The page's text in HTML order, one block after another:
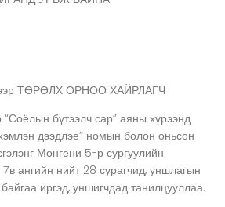
ТӨРӨЛХ ОРНОО ХАЙРЛАГЧ
“Соёлын бүтээлч сар” аяны хүрээнд
дээдлэе” номын болон оньсон
Монгени 5-р сургуулийн
ангийн нийт 28 сурагчид, уншлагын
иргэд, уншигчдад танилцууллаа.